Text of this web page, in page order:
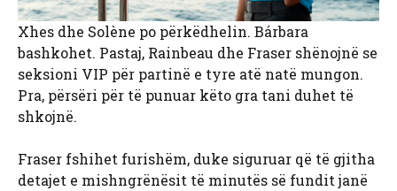
Xhes dhe Solène po përkëdhelin. Bárbara
bashkohet. Pastaj, Rainbeau dhe Fraser shënojnë se
seksioni VIP për partinë e tyre atë natë mungon.
Pra, përsëri për të punuar këto gra tani duhet të
shkojnë.
Fraser fshihet furishëm, duke siguruar që të gjitha
detajet e mishngrënësit të minutës së fundit janë